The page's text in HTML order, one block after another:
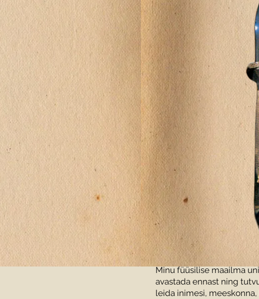
Minu füüsilise maailma
avastada ennast ning
leida inimesi,